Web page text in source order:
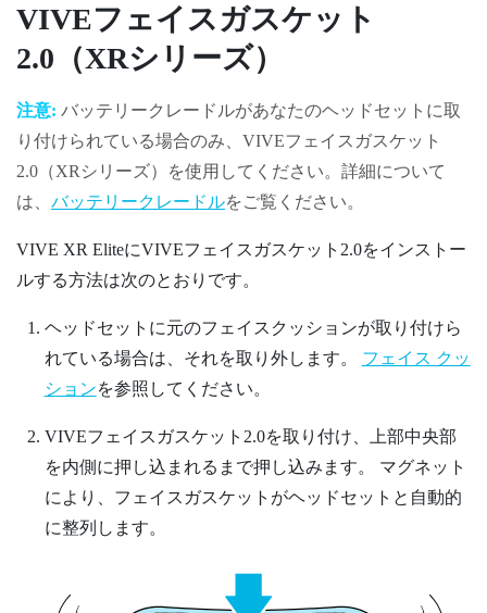
VIVEフェイスガスケット
2.0（XRシリーズ）
注意: バッテリークレードルがあなたのヘッドセットに取
り付けられている場合のみ、 VIVEフェイスガスケット
2.0（XRシリーズ）
を使用してください。詳細について
は、 バッテリークレードルをご覧ください。
VIVE XR EliteにVIVEフェイスガスケット2.0をインストー
ルする方法は次のとおりです。
ヘッドセットに元のフェイスクッションが取り付けら
れている場合は、それを取り外します。
フェイス クッ
ションを参照してください。
VIVEフェイスガスケット2.0を取り付け、上部中央部
を内側に押し込まれるまで押し込みます。
マグネット
により、フェイスガスケットがヘッドセットと自動的
に整列します。